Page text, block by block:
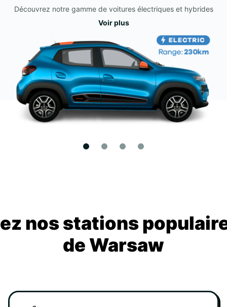
Découvrez notre gamme de voitures électriques et hybrides
Voir plus
nos stations
de Warsaw